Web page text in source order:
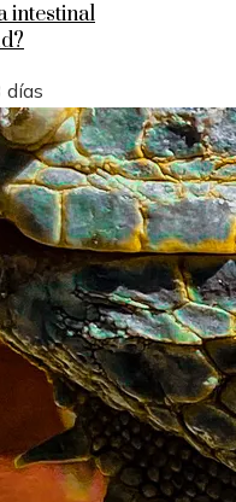
intestinal
días